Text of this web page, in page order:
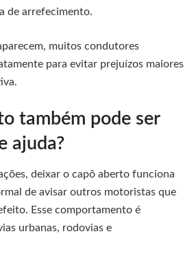
de arrefecimento.
muitos condutores
para evitar prejuízos maiores
também pode ser
ajuda?
deixar o capô aberto funciona
de avisar outros motoristas que
Esse comportamento é
urbanas, rodovias e